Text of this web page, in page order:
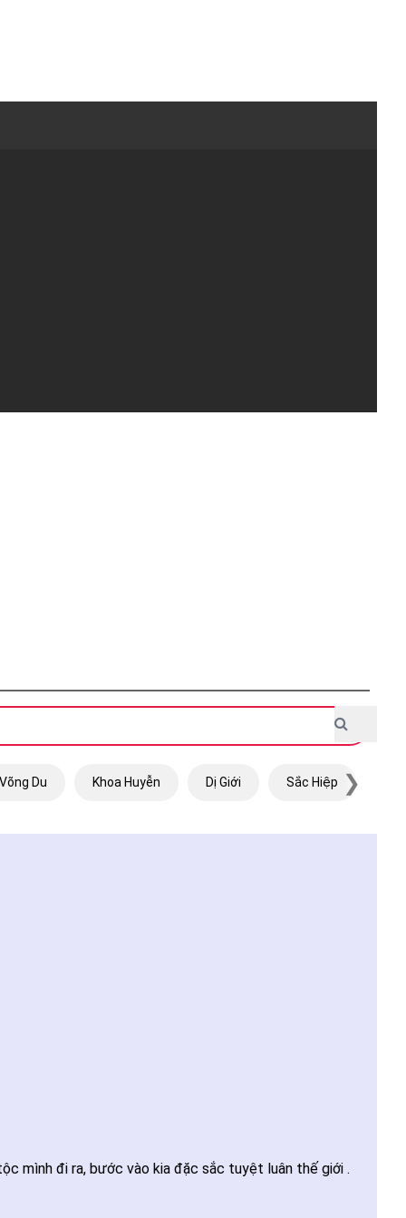
Võng Du Khoa Huyễn Dị Giới Sắc Hiệp ❯
mình đi ra, bước vào kia đặc sắc tuyệt luân thế giới .